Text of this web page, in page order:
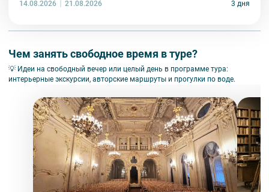
14.08.2026 21.08.2026 3 дня
Чем занять свободное время в туре?
💡 Идеи на свободный вечер или целый день в программе тура:
интерьерные экскурсии, авторские маршруты и прогулки по воде.